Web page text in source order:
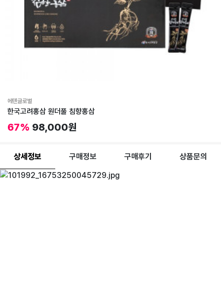
에덴글로벌
한국고려홍삼 원더풀 침향홍삼
67% 98,000원
상세정보 구매정보 구매후기 상품문의